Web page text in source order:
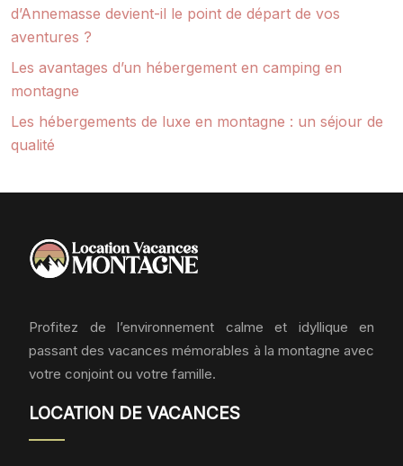
d’Annemasse devient-il le point de départ de vos
aventures ?
Les avantages d’un hébergement en camping en
montagne
Les hébergements de luxe en montagne : un séjour de
qualité
Profitez de l’environnement calme et idyllique en
passant des vacances mémorables à la montagne avec
votre conjoint ou votre famille.
LOCATION DE VACANCES